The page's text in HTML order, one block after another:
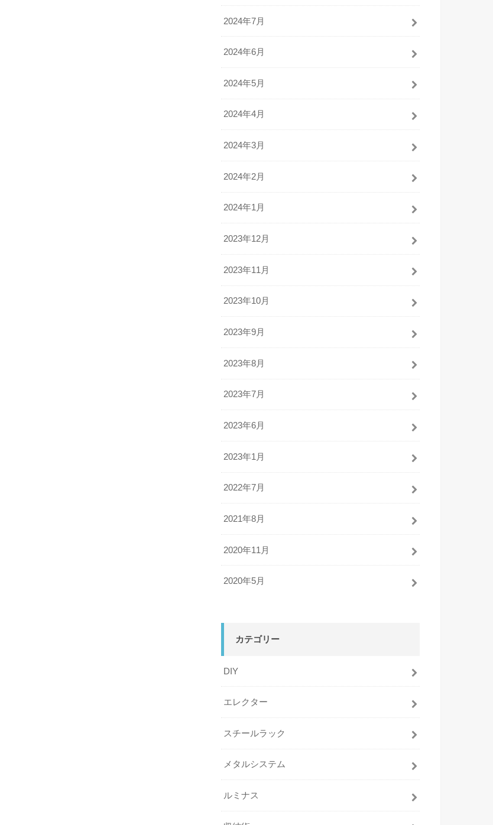
2024年7月
2024年6月
2024年5月
2024年4月
2024年3月
2024年2月
2024年1月
2023年12月
2023年11月
2023年10月
2023年9月
2023年8月
2023年7月
2023年6月
2023年1月
2022年7月
2021年8月
2020年11月
2020年5月
カテゴリー
DIY
エレクター
スチールラック
メタルシステム
ルミナス